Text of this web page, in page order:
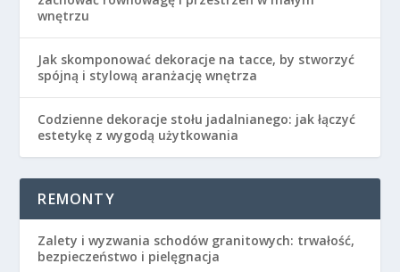
wnętrzu
Jak skomponować dekoracje na tacce, by stworzyć
spójną i stylową aranżację wnętrza
Codzienne dekoracje stołu jadalnianego: jak łączyć
estetykę z wygodą użytkowania
REMONTY
Zalety i wyzwania schodów granitowych: trwałość,
bezpieczeństwo i pielęgnacja